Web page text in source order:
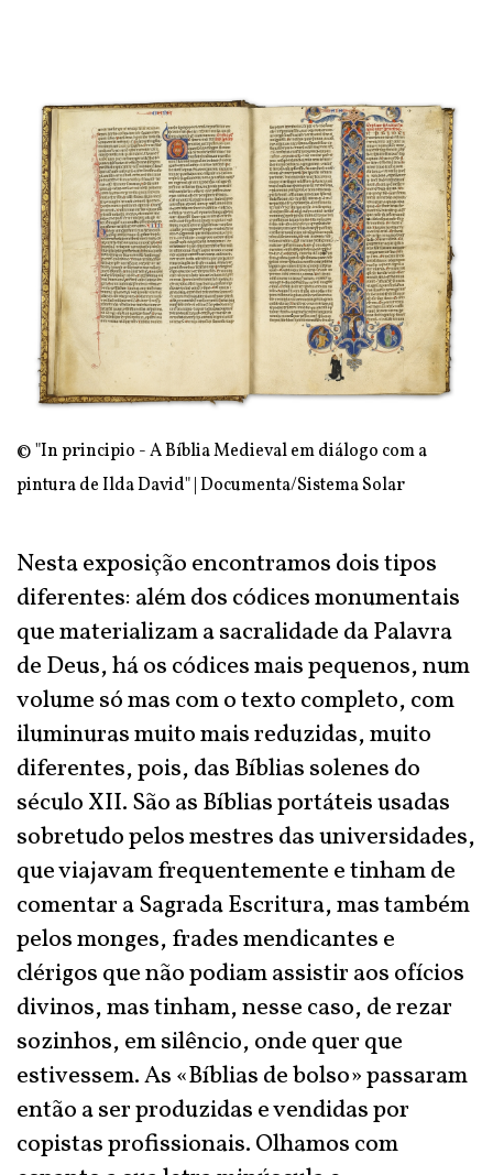
© "In principio - A Bíblia Medieval em diálogo com a
pintura de Ilda David" | Documenta/Sistema Solar
Nesta exposição encontramos dois tipos
diferentes: além dos códices monumentais
que materializam a sacralidade da Palavra
de Deus, há os códices mais pequenos, num
volume só mas com o texto completo, com
iluminuras muito mais reduzidas, muito
diferentes, pois, das Bíblias solenes do
século XII. São as Bíblias portáteis usadas
sobretudo pelos mestres das universidades,
que viajavam frequentemente e tinham de
comentar a Sagrada Escritura, mas também
pelos monges, frades mendicantes e
clérigos que não podiam assistir aos ofícios
divinos, mas tinham, nesse caso, de rezar
sozinhos, em silêncio, onde quer que
estivessem. As «Bíblias de bolso» passaram
então a ser produzidas e vendidas por
copistas profissionais. Olhamos com